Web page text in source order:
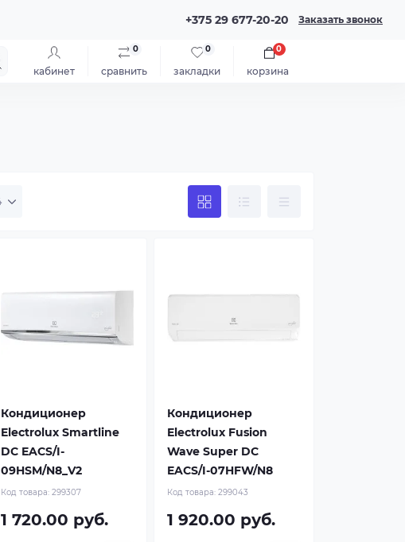
+375 29 677-20-20 Заказать звонок
кабинет сравнить
0
закладки
0
корзина
0
Кондиционер
Electrolux Smartline
DC EACS/I-
09HSM/N8_V2
Код товара: 299307
1 720.00 руб.
Кондиционер
Electrolux Fusion
Wave Super DC
EACS/I-07HFW/N8
Код товара:299043
1 920.00 руб.